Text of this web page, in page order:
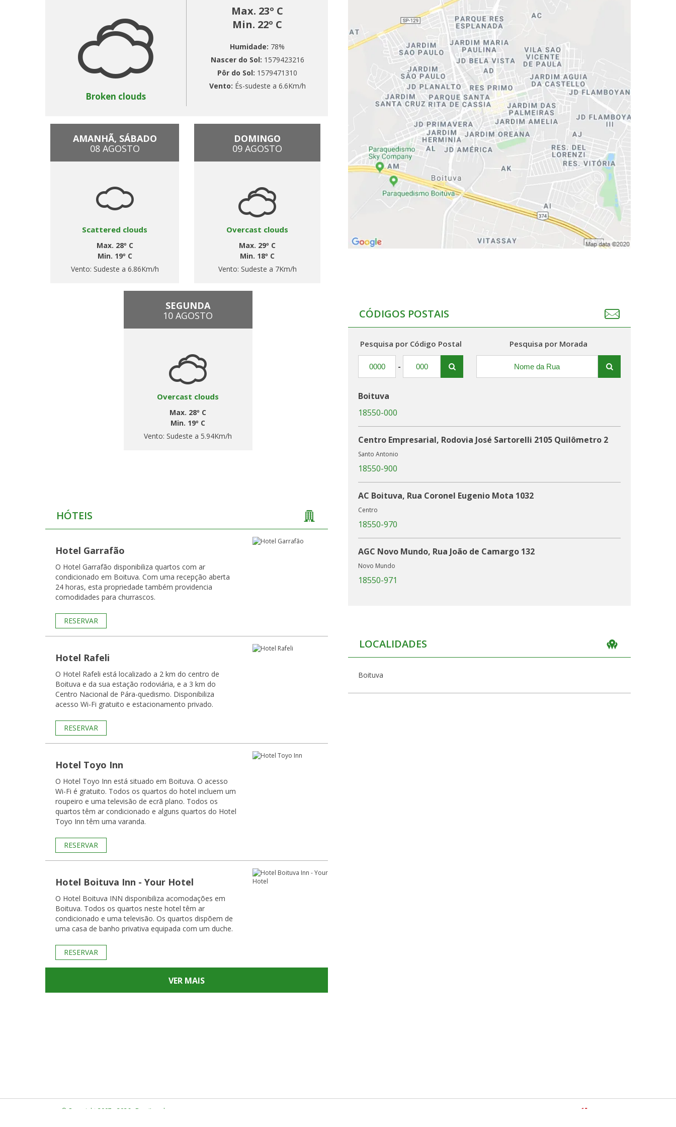
Broken clouds
Max. 23º C
Min. 22º C
Humidade: 78%
Nascer do Sol: 1579423216
Pôr do Sol: 1579471310
Vento: És-sudeste a 6.6Km/h
AMANHÃ, SÁBADO
08 AGOSTO
Scattered clouds
Max. 28º C
Min. 19º C
Vento: Sudeste a 6.86Km/h
DOMINGO
09 AGOSTO
Overcast clouds
Max. 29º C
Min. 18º C
Vento: Sudeste a 7Km/h
SEGUNDA
10 AGOSTO
Overcast clouds
Max. 28º C
Min. 19º C
Vento: Sudeste a 5.94Km/h
HÓTEIS
Hotel Garrafão
O Hotel Garrafão disponibiliza quartos com ar
condicionado em Boituva. Com uma recepção aberta
24 horas, esta propriedade também providencia
comodidades para churrascos.
RESERVAR
Hotel Rafeli
O Hotel Rafeli está localizado a 2 km do centro de
Boituva e da sua estação rodoviária, e a 3 km do
Centro Nacional de Pára-quedismo. Disponibiliza
acesso Wi-Fi gratuito e estacionamento privado.
RESERVAR
Hotel Toyo Inn
O Hotel Toyo Inn está situado em Boituva. O acesso
Wi-Fi é gratuito. Todos os quartos do hotel incluem um
roupeiro e uma televisão de ecrã plano. Todos os
quartos têm ar condicionado e alguns quartos do Hotel
Toyo Inn têm uma varanda.
RESERVAR
Hotel Boituva Inn - Your Hotel
O Hotel Boituva INN disponibiliza acomodações em
Boituva. Todos os quartos neste hotel têm ar
condicionado e uma televisão. Os quartos dispõem de
uma casa de banho privativa equipada com um duche.
RESERVAR
VER MAIS
CÓDIGOS POSTAIS
Pesquisa por Código Postal
-
Pesquisa por Morada
Boituva
18550-000
Centro Empresarial, Rodovia José Sartorelli 2105 Quilômetro 2
Santo Antonio
18550-900
AC Boituva, Rua Coronel Eugenio Mota 1032
Centro
18550-970
AGC Novo Mundo, Rua João de Camargo 132
Novo Mundo
18550-971
LOCALIDADES
Boituva
© Copyright 2007 - 2026 · BrasiLocal